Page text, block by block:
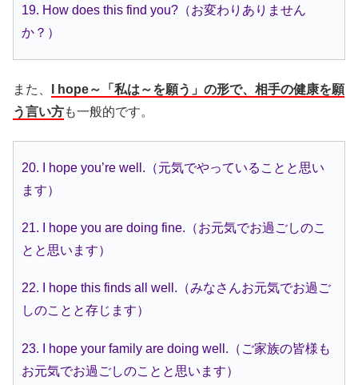
19. How does this find you?（お変わりありません
か？）
また、
I hope～「私は～を願う」の形で、相手の健康を願
う言い方も一般的です。
20. I hope you’re well.（元気でやっていることと思い
ます）
21. I hope you are doing fine.（お元気でお過ごしのこ
とと思います）
22. I hope this finds all well.（みなさんお元気でお過ご
しのことと存じます）
23. I hope your family are doing well.（ご家族の皆様も
お元気でお過ごしのことと思います）